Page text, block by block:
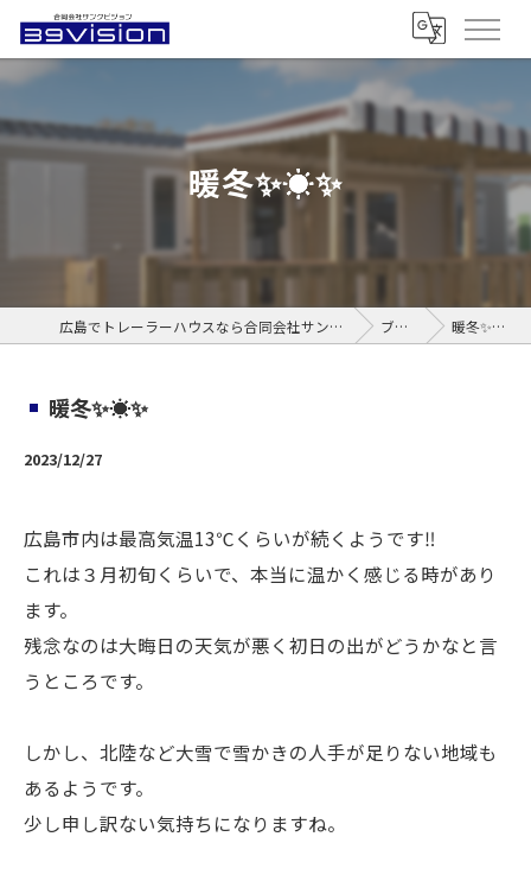
暖冬✨☀️✨
広島でトレーラーハウスなら合同会社サンクビジョン ブログ 暖冬✨☀️✨
暖冬✨☀️✨
2023/12/27
広島市内は最高気温13℃くらいが続くようです‼️
これは３月初旬くらいで、本当に温かく感じる時があり
ます。
残念なのは大晦日の天気が悪く初日の出がどうかなと言
うところです。
しかし、北陸など大雪で雪かきの人手が足りない地域も
あるようです。
少し申し訳ない気持ちになりますね。